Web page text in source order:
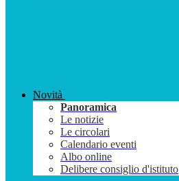
Novità
Panoramica
Le notizie
Le circolari
Calendario eventi
Albo online
Delibere consiglio d'istituto